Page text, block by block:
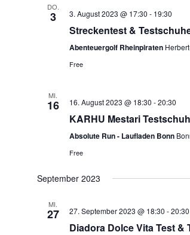
DO.
3 3. August 2023 @ 17:30 - 19:30
Streckentest &
Abenteuergolf Rheinpiraten
Free
MI.
16 16. August 2023 @ 18:30 -20:30
KARHU Mestari
Absolute Run - Laufladen Bonn
Free
September 2023
MI.
27 27. September 2023 @ 18:30 -20:30
Diadora Dolce Vita Test &